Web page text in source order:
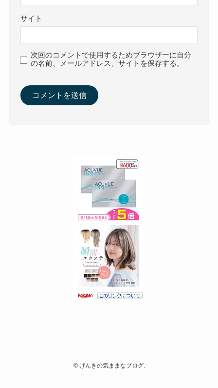
サイト
次回のコメントで使用するためブラウザーに自分
の名前、メールアドレス、サイトを保存する。
©げんきの気ままなブログ.